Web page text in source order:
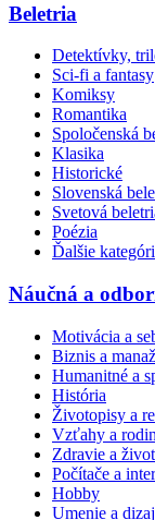
Beletria
Detektívky,
Sci-fi a fantasy
Komiksy
Romantika
Spoločenská
Klasika
Historické
Slovenská
Svetová
Poézia
Ďalšie
Náučná a
Motivácia a
Biznis a
Humanitné a
História
Životopisy a
Vzťahy a
Zdravie a
Počítače a
Hobby
Umenie a